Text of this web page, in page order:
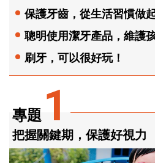
專題 1
把握關鍵期，保護好視力
保護牙齒，從生活習慣做
聰明使用潔牙產品，維護
刷牙，可以很好玩！